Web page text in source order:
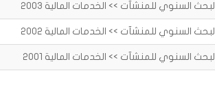
البحث السنوي للمنشآت >> الخدمات المالية 2003
البحث السنوي للمنشآت >> الخدمات المالية 2002
البحث السنوي للمنشآت >> الخدمات المالية 2001